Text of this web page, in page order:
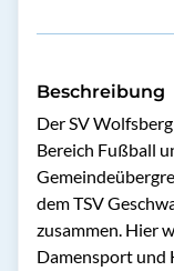
Beschreibung
Der SV
Bereich Fußball
dem TSV
zusammen. Hier
Damensport und